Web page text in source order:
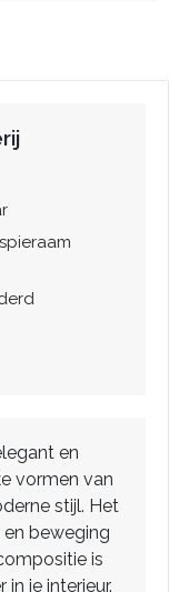
en
vormen van
stijl. Het
beweging
is
je interieur.